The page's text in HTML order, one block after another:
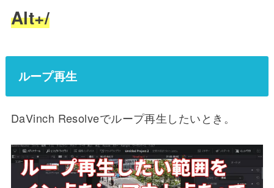
Alt+/
ループ再生
DaVinch Resolveでループ再生したいとき。